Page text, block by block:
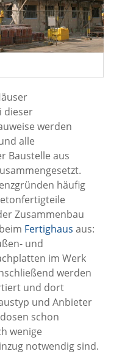
dieser
werden
alle
Baustelle aus
häufig
Zusammenbau
Fertighaus aus:
und
im Werk
werden
und dort
und Anbieter
schon
wenige
notwendig sind.